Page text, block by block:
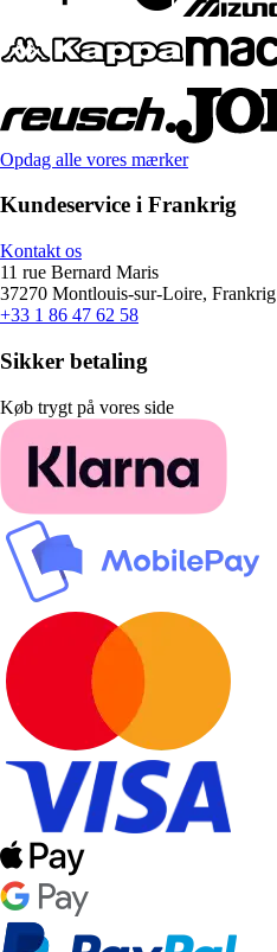
Opdag alle vores mærker
Kundeservice i Frankrig
Kontakt os
11 rue Bernard Maris
37270 Montlouis-sur-Loire, Frankrig
+33 1 86 47 62 58
Sikker betaling
Køb trygt på vores side